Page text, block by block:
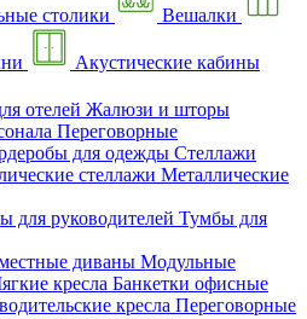
столики Вешалки
Акустические кабины
отелей Жалюзи и шторы
Переговорные
для одежды Стеллажи
стеллажи Металлические
для руководителей Тумбы для
диваны Модульные
кресла Банкетки офисные
кресла Переговорные